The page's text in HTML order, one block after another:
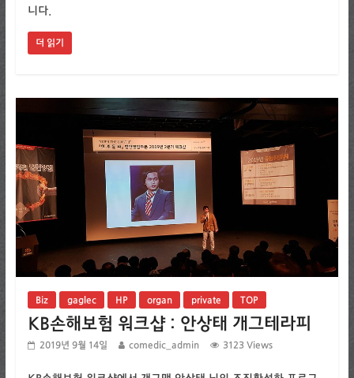
니다.
더 읽기
Biz gaglec HP organ private TOP
KB손해보험 워크샵 : 안상태 개그테라피
2019년 9월 14일 comedic_admin 3123 Views